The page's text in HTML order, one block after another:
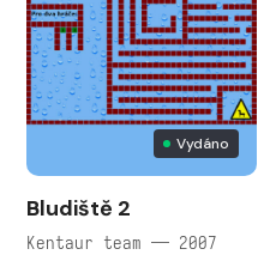
Vydáno
Bludiště 2
Kentaur team — 2007